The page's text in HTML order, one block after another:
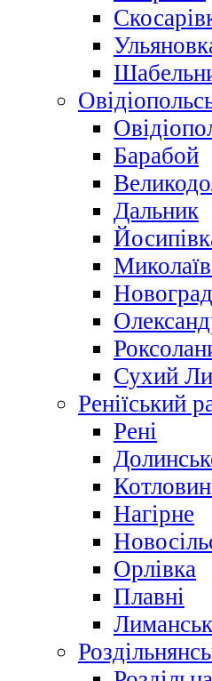
Барабой
Дальник
Сухий
Реніїський
Рені
Нагірне
Орлівка
Плавні